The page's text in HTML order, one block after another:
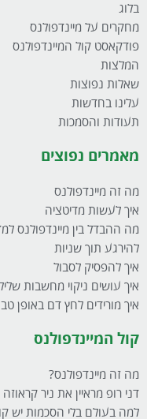
בלוג
מחקרים על מיינדפולנס
פודקאסט קול המיינדפולנס
המלצות
שאלות נפוצות
עלינו בחדשות
תעודות והסמכות
מאמרים נפוצים
מה זה מיינדפולנס
איך לעשות מדיטציה
מה ההבדל בין מיינדפולנס
להירגע תוך שניות
איך להפסיק לסבול
איך עושים ניקוי מחשבות
איך מורידים לחץ דם באופן
קול המיינדפולנס
מה זה מיינדפולנס?
דני רופ מראיין את ניר קראוזה
למה בעולם בלי הסכמות יש